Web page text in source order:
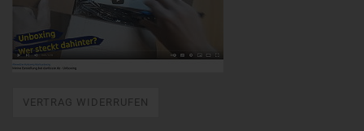
VERTRAG WIDERRUFEN